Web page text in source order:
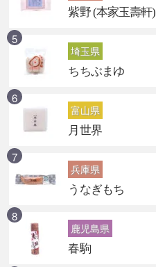
紫野 (本家玉壽軒)
埼玉県
ちちぶまゆ
富山県
月世界
兵庫県
うなぎもち
鹿児島県
春駒